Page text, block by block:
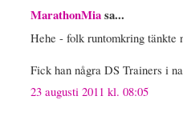
MarathonMiasa...
Hehe - folk runtomkring
Fick han några DS Trainers i
23 augusti 2011 kl. 08:05